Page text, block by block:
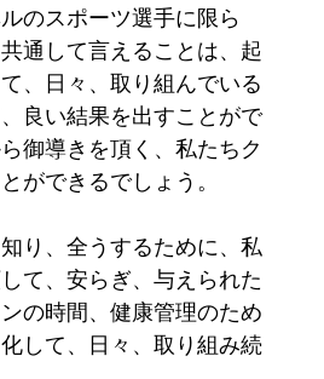
のスポーツ選手に限ら
通して言えることは、起
、日々、取り組んでいる
良い結果を出すことがで
御導きを頂く、私たちク
ができるでしょう。
り、全うするために、私
て、安らぎ、与えられた
の時間、健康管理のため
して、日々、取り組み続